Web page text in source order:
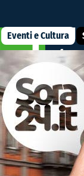
Eventi e Cultura